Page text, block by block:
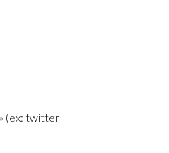
(ex: twitter